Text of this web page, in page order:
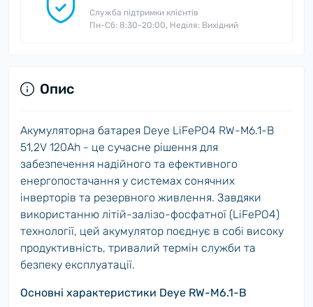
Служба підтримки клієнтів
Пн-Сб: 8:30-20:00, Неділя: Вихідний
Опис
Акумуляторна батарея Deye LiFePO4 RW-M6.1-B
51,2V 120Ah - це сучасне рішення для
забезпечення надійного та ефективного
енергопостачання у системах сонячних
інверторів та резервного живлення. Завдяки
використанню літій-залізо-фосфатної (LiFePO4)
технології, цей акумулятор поєднує в собі високу
продуктивність, тривалий термін служби та
безпеку експлуатації.
Основні характеристики Deye RW-M6.1-B